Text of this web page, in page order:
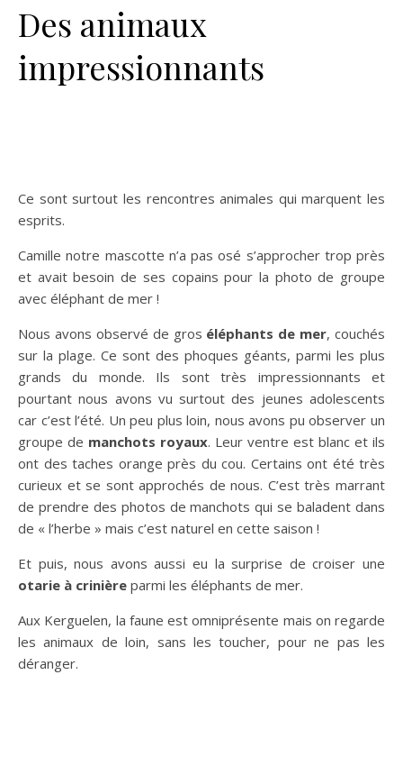
Des animaux
impressionnants
Ce sont surtout les rencontres animales qui marquent les
esprits.
Camille notre mascotte n’a pas osé s’approcher trop près
et avait besoin de ses copains pour la photo de groupe
avec éléphant de mer !
Nous avons observé de gros éléphants de mer, couchés
sur la plage. Ce sont des phoques géants, parmi les plus
grands du monde. Ils sont très impressionnants et
pourtant nous avons vu surtout des jeunes adolescents
car c’est l’été. Un peu plus loin, nous avons pu observer un
groupe de manchots royaux. Leur ventre est blanc et ils
ont des taches orange près du cou. Certains ont été très
curieux et se sont approchés de nous. C’est très marrant
de prendre des photos de manchots qui se baladent dans
de « l’herbe » mais c’est naturel en cette saison !
Et puis, nous avons aussi eu la surprise de croiser une
otarie à crinière parmi les éléphants de mer.
Aux Kerguelen, la faune est omniprésente mais on regarde
les animaux de loin, sans les toucher, pour ne pas les
déranger.